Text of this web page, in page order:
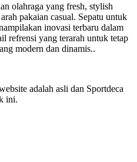
olahraga yang fresh, stylish
pakaian casual. Sepatu untuk
inovasi terbaru dalam
refrensi yang terarah untuk tetap
modern dan dinamis..
adalah asli dan Sportdeca
ini.